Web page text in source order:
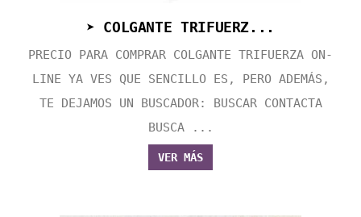
➤ COLGANTE TRIFUERZ...
PRECIO PARA COMPRAR COLGANTE TRIFUERZA ON-
LINE YA VES QUE SENCILLO ES, PERO ADEMÁS,
TE DEJAMOS UN BUSCADOR: BUSCAR CONTACTA
BUSCA ...
VER MÁS